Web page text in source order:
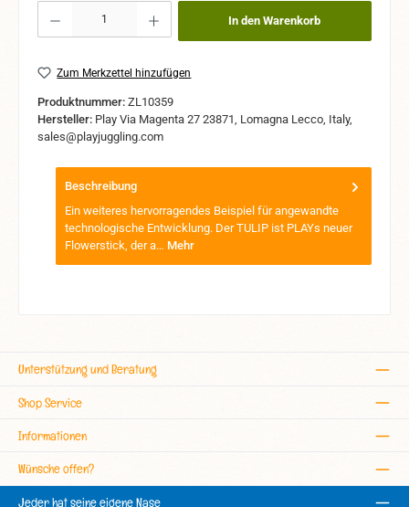
In den Warenkorb
Zum Merkzettel hinzufügen
Produktnummer: ZL10359
Hersteller: Play Via Magenta 27 23871, Lomagna Lecco, Italy,
sales@playjuggling.com
Beschreibung
Ein weiteres hervorragendes Beispiel für angewandte
technologische Entwicklung. Der TULIP ist PLAYs neuer
Flowerstick, der a… Mehr
Unterstützung und Beratung
Shop Service
Informationen
Wünsche offen?
Jeder hat seine eigene Nase